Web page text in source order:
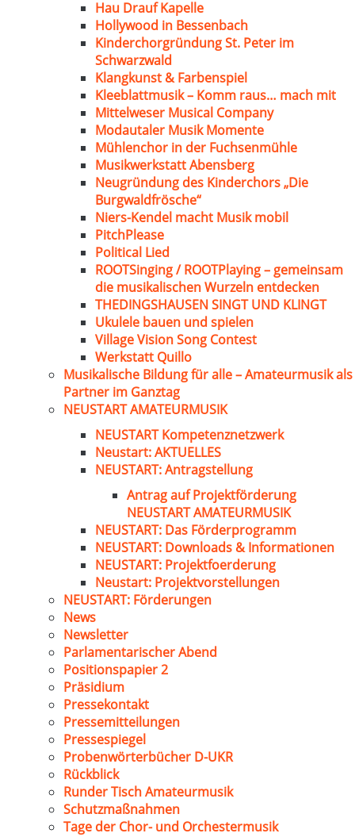
Hau Drauf Kapelle
Hollywood in Bessenbach
Kinderchorgründung St. Peter im
Schwarzwald
Klangkunst & Farbenspiel
Kleeblattmusik – Komm raus… mach mit
Mittelweser Musical Company
Modautaler Musik Momente
Mühlenchor in der Fuchsenmühle
Musikwerkstatt Abensberg
Neugründung des Kinderchors „Die
Burgwaldfrösche“
Niers-Kendel macht Musik mobil
PitchPlease
Political Lied
ROOTSinging / ROOTPlaying – gemeinsam
die musikalischen Wurzeln entdecken
THEDINGSHAUSEN SINGT UND KLINGT
Ukulele bauen und spielen
Village Vision Song Contest
Werkstatt Quillo
Musikalische Bildung für alle – Amateurmusik als
Partner im Ganztag
NEUSTART AMATEURMUSIK
NEUSTART Kompetenznetzwerk
Neustart: AKTUELLES
NEUSTART: Antragstellung
Antrag auf Projektförderung
NEUSTART AMATEURMUSIK
NEUSTART: Das Förderprogramm
NEUSTART: Downloads & Informationen
NEUSTART: Projektfoerderung
Neustart: Projektvorstellungen
NEUSTART: Förderungen
News
Newsletter
Parlamentarischer Abend
Positionspapier 2
Präsidium
Pressekontakt
Pressemitteilungen
Pressespiegel
Probenwörterbücher D-UKR
Rückblick
Runder Tisch Amateurmusik
Schutzmaßnahmen
Tage der Chor- und Orchestermusik